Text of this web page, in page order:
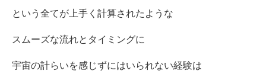
という全てが上手く計算されたような
スムーズな流れとタイミングに
宇宙の計らいを感じずにはいられない経験は